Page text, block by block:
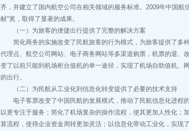
齐，并建立了国内航空公司在相关领域的服务标准。2009年中国
献"奖，取得了显著的成果。
（一）为旅客的便捷出行提供了完整的解决方案
简化商务的实施改变了民航旅客的行为模式，为旅客提供了多
代理点、航空公司网站、电子商务网站等多渠道购票，机票的退、
变了以前只能到机场柜台值机的单一途径，实现了机场自助值机、
的出行。
（二）为民航从工业化到信息化转变提供了必要的技术支持
电子客票改变了中国民航的发展模式，推动了民航信息化进程
以更专注于服务；简化了机场复杂的操作流程，使其更加人性化
算流程，使得企业资金周转更加灵活；以信息化带动工业化，实现